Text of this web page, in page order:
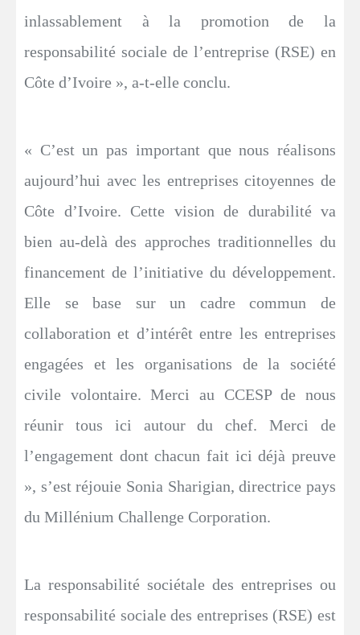
inlassablement à la promotion de la
responsabilité sociale de l’entreprise (RSE) en
Côte d’Ivoire », a-t-elle conclu.
« C’est un pas important que nous réalisons
aujourd’hui avec les entreprises citoyennes de
Côte d’Ivoire. Cette vision de durabilité va
bien au-delà des approches traditionnelles du
financement de l’initiative du développement.
Elle se base sur un cadre commun de
collaboration et d’intérêt entre les entreprises
engagées et les organisations de la société
civile volontaire. Merci au CCESP de nous
réunir tous ici autour du chef. Merci de
l’engagement dont chacun fait ici déjà preuve
», s’est réjouie Sonia Sharigian, directrice pays
du Millénium Challenge Corporation.
La responsabilité sociétale des entreprises ou
responsabilité sociale des entreprises (RSE) est